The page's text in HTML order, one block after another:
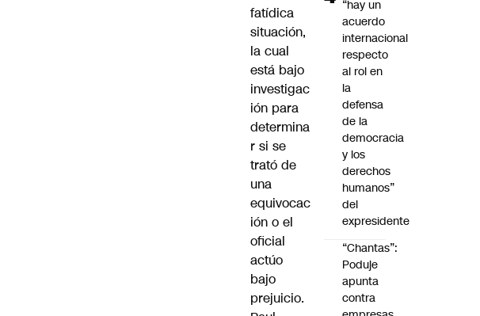
fatídica
situación,
la cual
está bajo
investigac
ión para
determina
r si se
trató de
una
equivocac
ión o el
oficial
actúo
bajo
prejuicio.
“hay un
acuerdo
internacional
respecto
al rol en
la
defensa
de la
democracia
y los
derechos
humanos”
del
expresidente
“Chantas”:
Poduje
apunta
contra